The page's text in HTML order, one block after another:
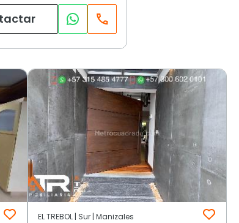
EL TREBOL | Sur | Manizales